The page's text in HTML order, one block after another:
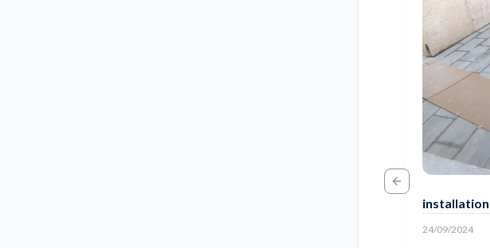
installation
24/09/2024
Previous slide